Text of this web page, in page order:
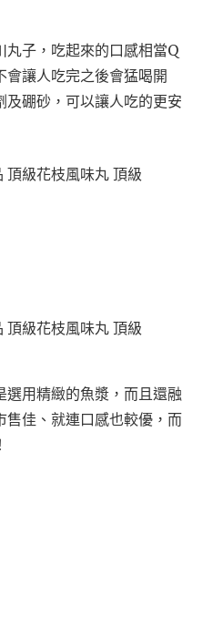
丸子，吃起來的口感相當Q
會讓人吃完之後會猛喝開
及硼砂，可以讓人吃的更安
選用精緻的魚漿，而且還融
售佳、就連口感也較優，而